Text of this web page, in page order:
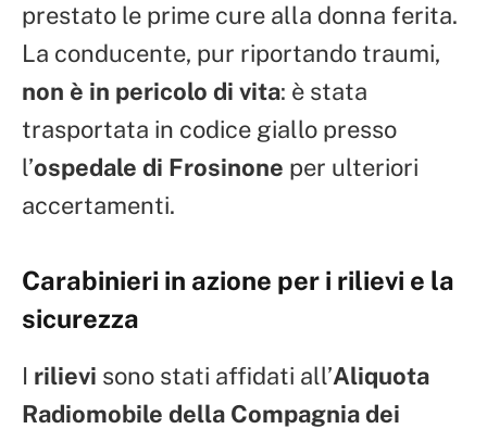
prestato le prime cure alla donna ferita.
La conducente, pur riportando traumi,
non è in pericolo di vita: è stata
trasportata in codice giallo presso
l’ospedale di Frosinone per ulteriori
accertamenti.
Carabinieri in azione per i rilievi e la
sicurezza
I rilievi sono stati affidati all’Aliquota
Radiomobile della Compagnia dei